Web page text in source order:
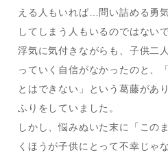
える人もいれば…問い詰める勇
してしまう人もいるのではない
浮気に気付きながらも、子供二
っていく自信がなかったのと、
とはできない」という葛藤があ
ふりをしていました。
しかし、悩みぬいた末に「この
くほうが子供にとって不幸じゃ